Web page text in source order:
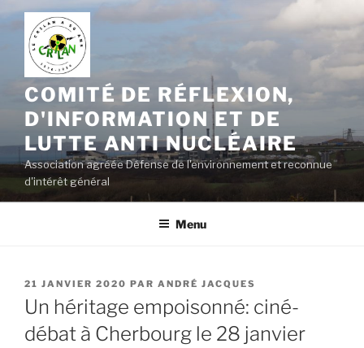
Aller
contenu
principal
COMITÉ DE RÉFLEXION,
D'INFORMATION ET DE
LUTTE ANTI NUCLÉAIRE
Association agréée Défense de l'environnement et reconnue
d'intérêt général
Menu
PUBLIÉ
LE
21 JANVIER 2020 PAR ANDRÉ JACQUES
Un héritage empoisonné: ciné-
débat à Cherbourg le 28 janvier